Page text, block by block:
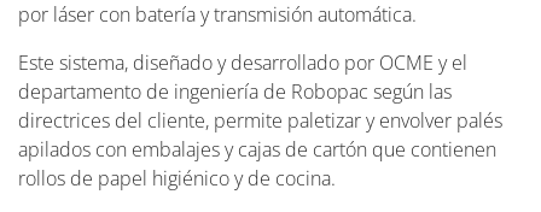
por láser con batería y transmisión automática.
Este sistema, diseñado y desarrollado por OCME y el
departamento de ingeniería de Robopac según las
directrices del cliente, permite paletizar y envolver palés
apilados con embalajes y cajas de cartón que contienen
rollos de papel higiénico y de cocina.